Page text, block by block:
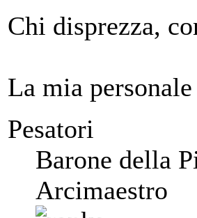
Chi disprezza,
La mia personale
Pesatori
Barone della
Arcimaestro